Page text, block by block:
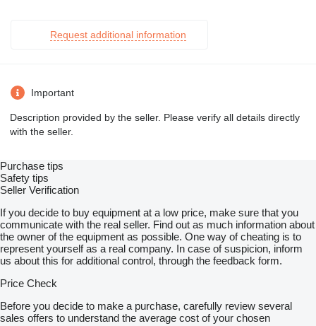
Request additional information
Important
Description provided by the seller. Please verify all details directly
with the seller.
Purchase tips
Safety tips
Seller Verification
If you decide to buy equipment at a low price, make sure that you
communicate with the real seller. Find out as much information about
the owner of the equipment as possible. One way of cheating is to
represent yourself as a real company. In case of suspicion, inform
us about this for additional control, through the feedback form.
Price Check
Before you decide to make a purchase, carefully review several
sales offers to understand the average cost of your chosen